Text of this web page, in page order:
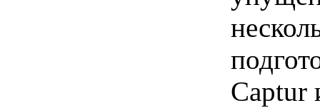
Captur